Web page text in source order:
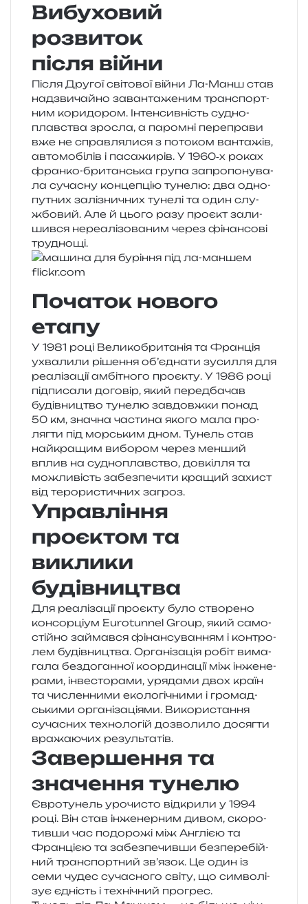
Вибуховий
розвиток
після війни
Після Другої сві­то­вої війни Ла-Манш став
над­зви­чай­но заван­та­же­ним транс­порт­
ним кори­до­ром. Інтенсивність судно­
плав­ства зро­сла, а паром­ні пере­пра­ви
вже не справ­ля­ли­ся з пото­ком ван­та­жів,
авто­мо­бі­лів і паса­жи­рів. У 1960‑х роках
фран­ко-бри­тан­ська група запро­по­ну­ва­
ла суча­сну кон­це­пцію туне­лю: два одно­
пу­тних залі­зни­чних туне­лі та один слу­
жбо­вий. Але й цього разу про­єкт зали­
шив­ся нере­а­лі­зо­ва­ним через фінан­со­ві
труднощі.
flickr​.com
Початок нового
етапу
У 1981 році Великобританія та Франція
ухва­ли­ли ріше­н­ня об’єднати зуси­л­ля для
реа­лі­за­ції амбі­тно­го про­є­кту. У 1986 році
під­пи­са­ли дого­вір, який перед­ба­чав
будів­ни­цтво туне­лю зав­довж­ки понад
50 км, зна­чна части­на якого мала про­
ляг­ти під мор­ським дном. Тунель став
най­кра­щим вибо­ром через мен­ший
вплив на судно­плав­ство, дов­кі­л­ля та
можли­вість забез­пе­чи­ти кра­щий захист
від теро­ри­сти­чних загроз.
Управління
проєктом та
виклики
будівництва
Для реа­лі­за­ції про­є­кту було ство­ре­но
кон­сор­ці­ум Eurotunnel Group, який само­
стій­но займав­ся фінан­су­ва­н­ням і кон­тро­
лем будів­ни­цтва. Організація робіт вима­
га­ла без­до­ган­ної коор­ди­на­ції між інже­не­
ра­ми, інве­сто­ра­ми, уря­да­ми двох країн
та числен­ни­ми еко­ло­гі­чни­ми і гро­мад­
ськи­ми орга­ні­за­ці­я­ми. Використання
суча­сних техно­ло­гій дозво­ли­ло досяг­ти
вра­жа­ю­чих результатів.
Завершення та
значення тунелю
Євротунель уро­чи­сто від­кри­ли у 1994
році. Він став інже­нер­ним дивом, ско­ро­
тив­ши час подо­ро­жі між Англією та
Францією та забез­пе­чив­ши без­пе­ре­бій­
ний транс­порт­ний зв’язок. Це один із
семи чудес суча­сно­го світу, що сим­во­лі­
зує єдність і техні­чний прогрес.